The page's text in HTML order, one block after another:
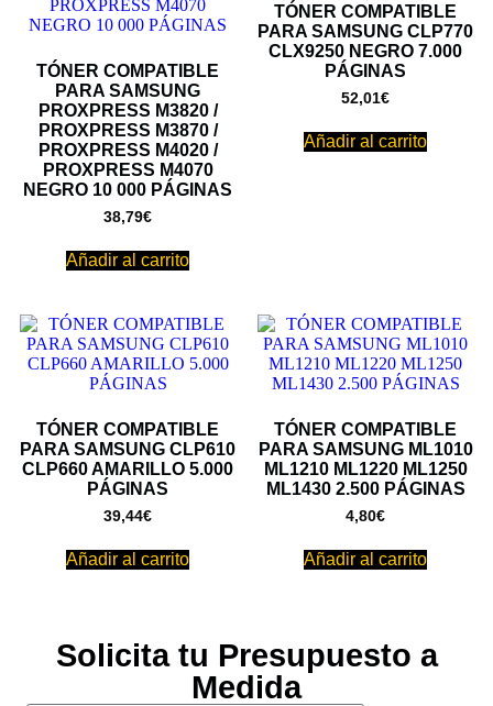
TÓNER COMPATIBLE
PARA SAMSUNG
PROXPRESS M3820 /
PROXPRESS M3870 /
PROXPRESS M4020 /
PROXPRESS M4070
NEGRO 10 000 PÁGINAS
38,79€
Añadir al carrito
TÓNER COMPATIBLE
PARA SAMSUNG CLP770
CLX9250 NEGRO 7.000
PÁGINAS
52,01€
Añadir al carrito
TÓNER COMPATIBLE
PARA SAMSUNG CLP610
CLP660 AMARILLO 5.000
PÁGINAS
39,44€
Añadir al carrito
TÓNER COMPATIBLE
PARA SAMSUNG ML1010
ML1210 ML1220 ML1250
ML1430 2.500 PÁGINAS
4,80€
Añadir al carrito
Solicita tu Presupuesto a
Medida